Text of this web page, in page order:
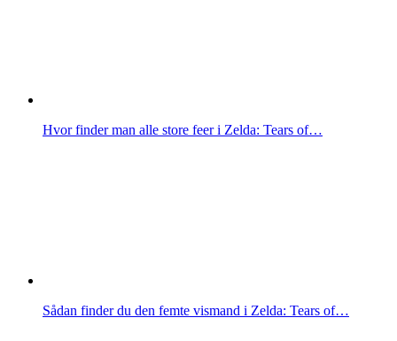
Hvor finder man alle store feer i Zelda: Tears of…
Sådan finder du den femte vismand i Zelda: Tears of…